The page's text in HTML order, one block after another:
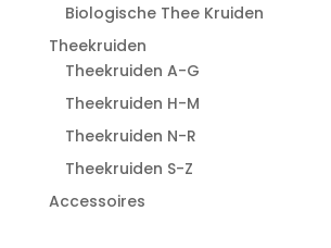
Biologische Thee Kruiden
Theekruiden
Theekruiden A-G
Theekruiden H-M
Theekruiden N-R
Theekruiden S-Z
Accessoires